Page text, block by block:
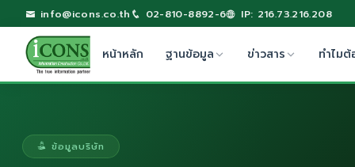
info@icons.co.th 02-810-8892-6 IP: 216.73.216.208
หน้าหลัก ฐานข้อมูล ข่าวสาร ทำไมต้
ข้อมูลบริษัท